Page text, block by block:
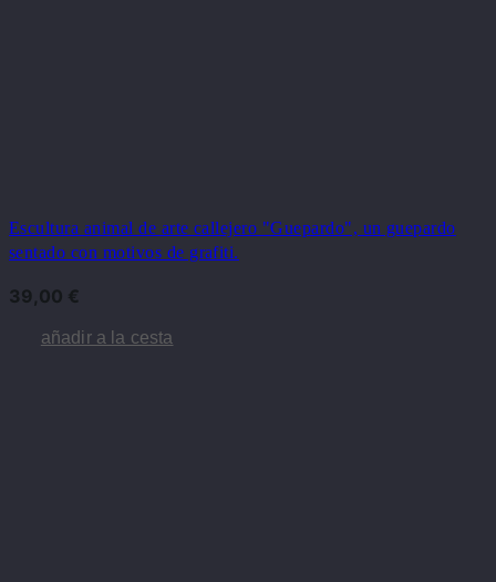
Escultura animal de arte callejero "Guepardo", un guepardo
sentado con motivos de grafiti.
39,00 €
añadir a la cesta